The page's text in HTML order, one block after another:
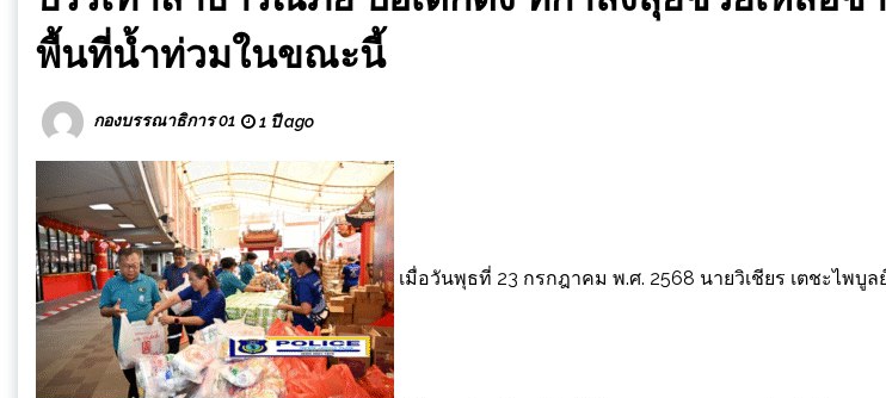
พื้นที่น้ำท่วมในขณะนี้
กองบรรณาธิการ 01 1 ปี ago
เมื่อวันพุธที่ 23 กรกฎาคม พ.ศ. 2568 นายวิเชียร เตชะไพบู